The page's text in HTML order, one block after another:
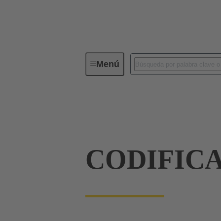
MenúConectividad de dispositivos